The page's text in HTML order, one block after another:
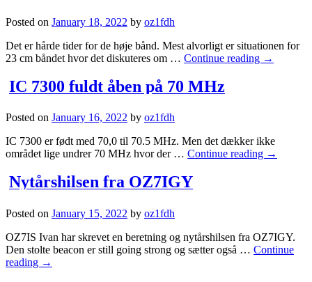
Posted on January 18, 2022 by oz1fdh
Det er hårde tider for de høje bånd. Mest alvorligt er situationen for
23 cm båndet hvor det diskuteres om … Continue reading →
IC 7300 fuldt åben på 70 MHz
Posted on January 16, 2022 by oz1fdh
IC 7300 er født med 70,0 til 70.5 MHz. Men det dækker ikke
området lige undrer 70 MHz hvor der … Continue reading →
Nytårshilsen fra OZ7IGY
Posted on January 15, 2022 by oz1fdh
OZ7IS Ivan har skrevet en beretning og nytårshilsen fra OZ7IGY.
Den stolte beacon er still going strong og sætter også … Continue
reading →